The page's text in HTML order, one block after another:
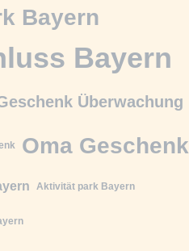
Bayern
Bayern
Überwachung
Oma Geschenk
Aktivität park Bayern